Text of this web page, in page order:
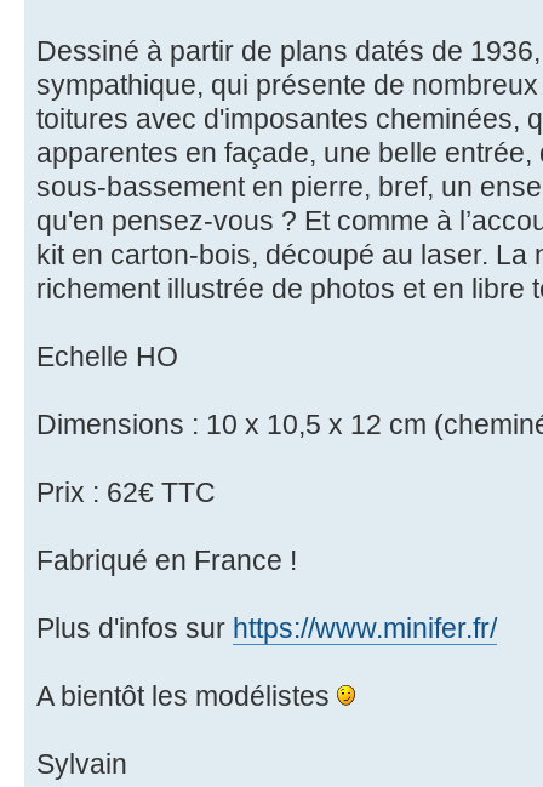
Dessiné à partir de plans datés de
sympathique, qui présente de
toitures avec d'imposantes cheminées,
apparentes en façade, une belle
sous-bassement en pierre, bref, un
qu'en pensez-vous ? Et comme à
kit en carton-bois, découpé au laser. La
richement illustrée de photos et en libre
Echelle HO
Dimensions : 10 x 10,5 x 12 cm
Prix : 62€ TTC
Fabriqué en France !
Plus d'infos sur https://www.minifer.fr/
A bientôt les modélistes
Sylvain